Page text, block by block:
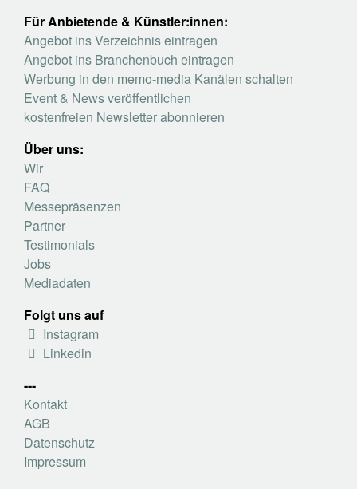
Für Anbietende & Künstler:innen:
Angebot ins Verzeichnis eintragen
Angebot ins Branchenbuch eintragen
Werbung in den memo-media Kanälen schalten
Event & News veröffentlichen
kostenfreien Newsletter abonnieren
Über uns:
Wir
FAQ
Messepräsenzen
Partner
Testimonials
Jobs
Mediadaten
Folgt uns auf
Instagram
Linkedin
---
Kontakt
AGB
Datenschutz
Impressum